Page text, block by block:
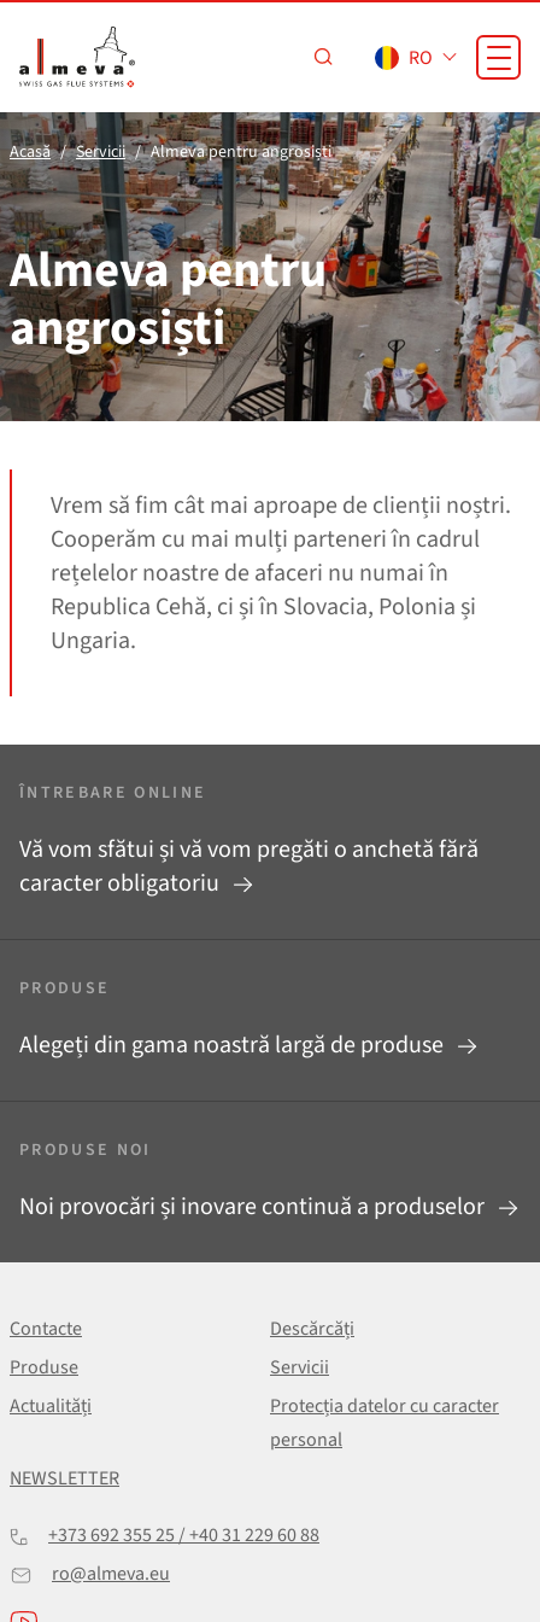
RO
Acasă Servicii Almeva pentru angrosiști
Almeva pentru
angrosiști
Vrem să fim cât mai aproape de clienții noștri.
Cooperăm cu mai mulți parteneri în cadrul
rețelelor noastre de afaceri nu numai în
Republica Cehă, ci și în Slovacia, Polonia și
Ungaria.
ÎNTREBARE ONLINE
Vă vom sfătui și vă vom pregăti o anchetă fără
caracter obligatoriu
PRODUSE
Alegeți din gama noastră largă de produse
PRODUSE NOI
Noi provocări și inovare continuă a produselor
Contacte
Descărcăți
Produse
Servicii
Actualități
Protecția datelor cu caracter
personal
NEWSLETTER
+373 692 355 25 / +40 31 229 60 88
ro@almeva.eu